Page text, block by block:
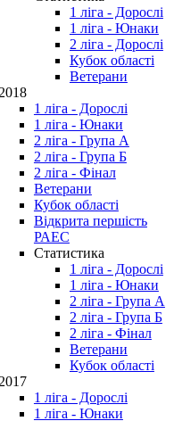
1 ліга - Дорослі
1 ліга - Юнаки
2 ліга - Дорослі
Кубок області
Ветерани
2018
1 ліга - Дорослі
1 ліга - Юнаки
2 ліга - Група А
2 ліга - Група Б
2 ліга - Фінал
Ветерани
Кубок області
Відкрита першість
РАЕС
Статистика
1 ліга - Дорослі
1 ліга - Юнаки
2 ліга - Група А
2 ліга - Група Б
2 ліга - Фінал
Ветерани
Кубок області
2017
1 ліга - Дорослі
1 ліга - Юнаки